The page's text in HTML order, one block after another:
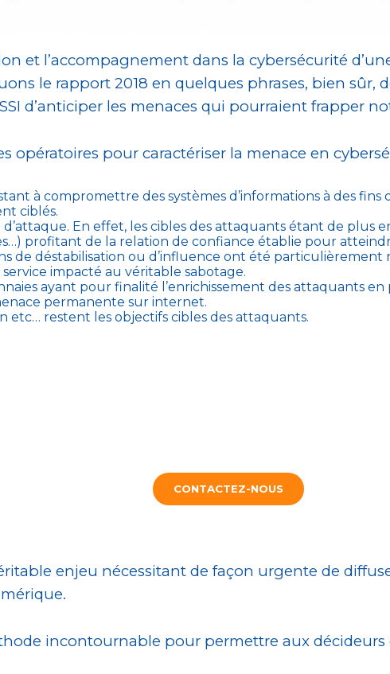
et l’accompagnement dans la cybersécurité
le rapport 2018 en quelques phrases, bien
d’anticiper les menaces qui pourraient frapper
opératoires pour caractériser la menace en
à compromettre des systèmes d’informations à des fins
ciblés.
En effet, les cibles des attaquants étant de plus
profitant de la relation de confiance établie pour
de déstabilisation ou d’influence ont été particulièrement
impacté au véritable sabotage.
ayant pour finalité l’enrichissement des attaquants
permanente sur internet.
etc… restent les objectifs cibles des attaquants.
CONTACTEZ-NOUS
enjeu nécessitant de façon urgente de
incontournable pour permettre aux décideurs